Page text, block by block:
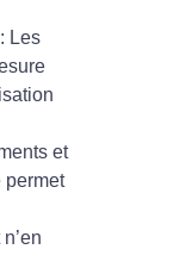
: Les
et
permet